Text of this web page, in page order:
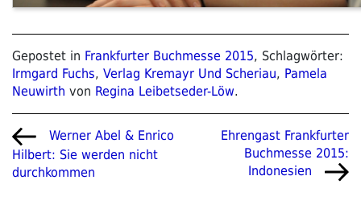
Gepostet in Frankfurter Buchmesse 2015, Schlagwörter:
Irmgard Fuchs, Verlag Kremayr Und Scheriau, Pamela
Neuwirth von Regina Leibetseder-Löw.
Beitragsnavigation
Vorheriger
Beitrag
Werner Abel & Enrico
Hilbert: Sie werden nicht
durchkommen
Nächster
Beitrag
Ehrengast Frankfurter
Buchmesse 2015:
Indonesien